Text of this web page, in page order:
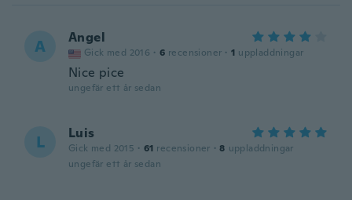
A Angel
Gick med 2016 · 6 recensioner · 1 uppladdningar
Nice pice
ungefär ett år sedan
L Luis
Gick med 2015 · 61 recensioner · 8 uppladdningar
ungefär ett år sedan